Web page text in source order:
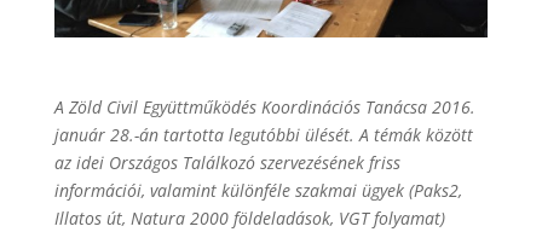
A Zöld Civil Együttműködés Koordinációs Tanácsa 2016.
január 28.-án tartotta legutóbbi ülését. A témák között
az idei Országos Találkozó szervezésének friss
információi, valamint különféle szakmai ügyek (Paks2,
Illatos út, Natura 2000 földeladások, VGT folyamat)